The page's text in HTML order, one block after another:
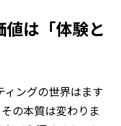
値は「体験と
ィングの世界はます
の本質は変わりま